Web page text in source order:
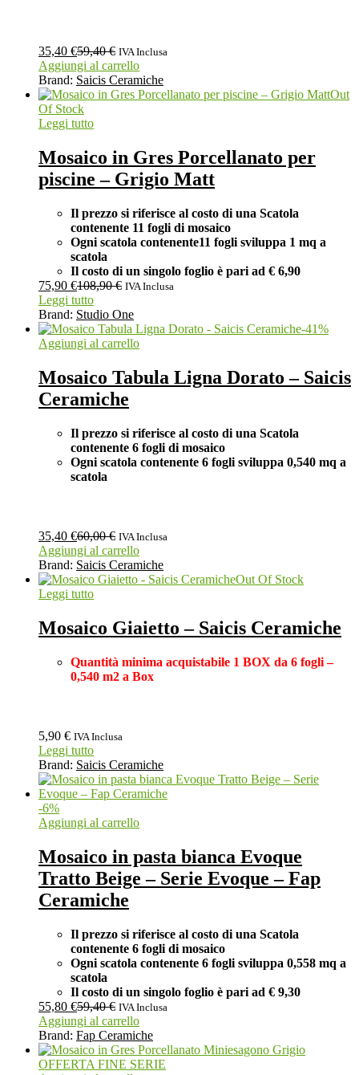
35,40 €59,40€ IVA Inclusa
Aggiungi al carrello
Brand: Saicis Ceramiche
Out
Of Stock
Leggi tutto
Mosaico in Gres Porcellanato per
piscine – Grigio Matt
Il prezzo si riferisce al costo di una Scatola
contenente 11 fogli di mosaico
Ogni scatola contenente11 fogli sviluppa 1 mq a
scatola
Il costo di un singolo foglio è pari ad € 6,90
75,90 €108,90€ IVA Inclusa
Leggi tutto
Brand: Studio One
-41%
Aggiungi al carrello
Mosaico Tabula Ligna Dorato – Saicis
Ceramiche
Il prezzo si riferisce al costo di una Scatola
contenente 6 fogli di mosaico
Ogni scatola contenente 6 fogli sviluppa 0,540 mq a
scatola
35,40 €60,00€ IVA Inclusa
Aggiungi al carrello
Brand: Saicis Ceramiche
Out Of Stock
Leggi tutto
Mosaico Giaietto – Saicis Ceramiche
Quantità minima acquistabile 1 BOX da 6 fogli –
0,540 m2 a Box
5,90 € IVA Inclusa
Leggi tutto
Brand: Saicis Ceramiche
-6%
Aggiungi al carrello
Mosaico in pasta bianca Evoque
Tratto Beige – Serie Evoque – Fap
Ceramiche
Il prezzo si riferisce al costo di una Scatola
contenente 6 fogli di mosaico
Ogni scatola contenente 6 fogli sviluppa 0,558 mq a
scatola
Il costo di un singolo foglio è pari ad € 9,30
55,80 €59,40€ IVA Inclusa
Aggiungi al carrello
Brand: Fap Ceramiche
OFFERTA FINE SERIE